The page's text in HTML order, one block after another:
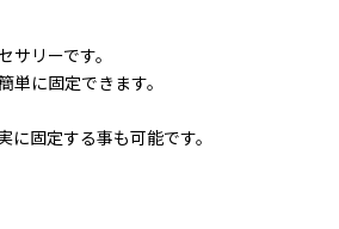
リーです。
に固定できます。
固定する事も可能です。